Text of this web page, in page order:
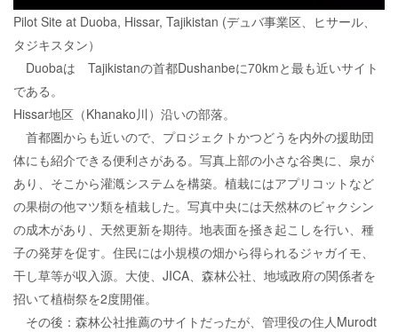
Pilot Site at Duoba, Hissar, Tajikistan (デュバ事業区、ヒサール、
タジキスタン）
Duobaは Tajikistanの首都Dushanbeに70kmと最も近いサイト
である。
Hissar地区（Khanako川）沿いの部落。
首都圏からも近いので、プロジェクトかつどうを内外の援助団
体にも紹介できる便利さがある。写真上部の小さな谷奥に、泉が
あり、そこから灌漑システムを構築。植栽にはアプリコットなど
の果樹の他マツ類を植栽した。写真中央には天然林のビャクシン
の成木があり、天然更新を期待。地表面を掻き起こしを行い、種
子の発芽を促す。住民には小規模の畑から得られるジャガイモ、
干し草等が収入源。大使、JICA、森林公社、地域政府の関係者を
招いて植樹祭を2度開催。
その後：森林公社推薦のサイトだったが、管理役の住人Murodt